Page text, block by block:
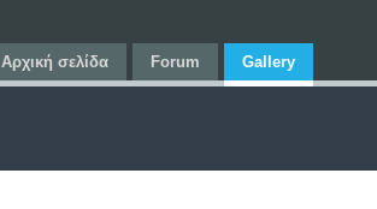
Αρχική σελίδα Forum Gallery